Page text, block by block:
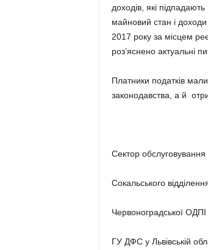
доходів, які
майновий стан і
2017 року за місцем
роз’яснено актуальні
Платники податків
законодавства, а й
Сектор обслуговування
Сокальського
Червоноградської ОДПІ
ГУ ДФС у Львівській